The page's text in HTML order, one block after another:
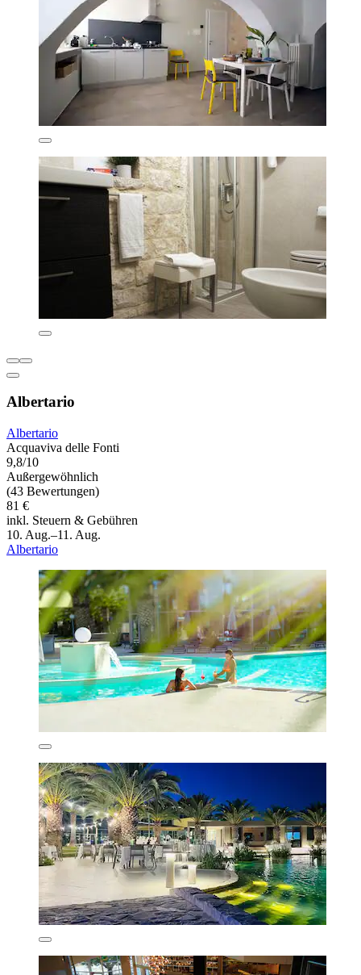
Albertario
Albertario
Acquaviva delle Fonti
9,8/10
Außergewöhnlich
(43 Bewertungen)
81 €
inkl. Steuern & Gebühren
10. Aug.–11. Aug.
Albertario